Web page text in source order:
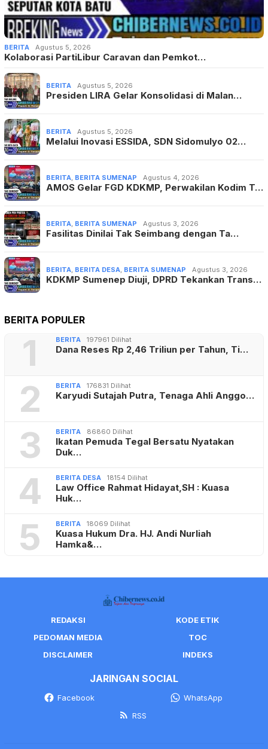
BERITA Agustus 5, 2026
Kolaborasi PartiLibur Caravan dan Pemkot…
BERITA Agustus 5, 2026
Presiden LIRA Gelar Konsolidasi di Malan…
BERITA Agustus 5, 2026
Melalui Inovasi ESSIDA, SDN Sidomulyo 02…
BERITA BERITA SUMENAP Agustus 4, 2026
AMOS Gelar FGD KDKMP, Perwakilan Kodim T…
BERITA BERITA SUMENAP Agustus 3, 2026
Fasilitas Dinilai Tak Seimbang dengan Ta…
BERITA BERITA DESA BERITA SUMENAP Agustus 3, 2026
KDKMP Sumenep Diuji, DPRD Tekankan Trans…
BERITA POPULER
1 BERITA 197961 Dilihat
Dana Reses Rp 2,46 Triliun per Tahun, Ti…
2 BERITA 176831 Dilihat
Karyudi Sutajah Putra, Tenaga Ahli Anggo…
3 BERITA 86860 Dilihat
Ikatan Pemuda Tegal Bersatu Nyatakan
Duk…
4 BERITA DESA 18154 Dilihat
Law Office Rahmat Hidayat,SH : Kuasa
Huk…
5 BERITA 18069 Dilihat
Kuasa Hukum Dra. HJ. Andi Nurliah
Hamka&…
REDAKSI
KODE ETIK
PEDOMAN MEDIA
TOC
DISCLAIMER
INDEKS
JARINGAN SOCIAL
Facebook
WhatsApp
RSS